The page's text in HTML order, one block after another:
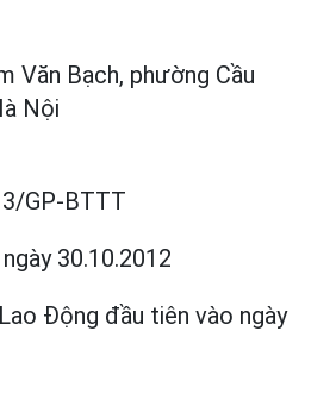
Văn Bạch, phường Cầu
Nội
GP-BTTT
ngày 30.10.2012
Động đầu tiên vào ngày